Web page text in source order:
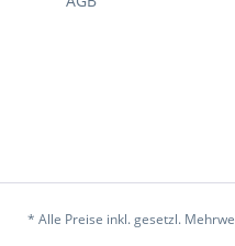
* Alle Preise inkl. gesetzl.